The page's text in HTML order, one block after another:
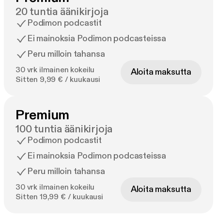
20 tuntia äänikirjoja
Podimon podcastit
Ei mainoksia Podimon podcasteissa
Peru milloin tahansa
30 vrk ilmainen kokeilu
Sitten 9,99 € / kuukausi
Aloita maksutta
Premium
100 tuntia äänikirjoja
Podimon podcastit
Ei mainoksia Podimon podcasteissa
Peru milloin tahansa
30 vrk ilmainen kokeilu
Sitten 19,99 € / kuukausi
Aloita maksutta